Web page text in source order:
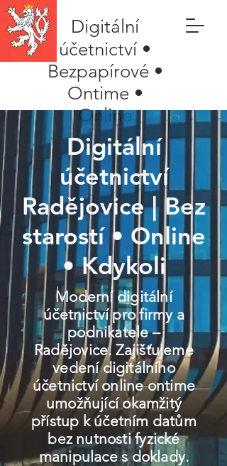
Digitální
účetnictví •
Bezpapírové •
Ontime •
Online
Digitální
účetnictví
Radějovice | Bez
starostí • Online
• Kdykoli
Moderní digitální
účetnictví pro firmy a
podnikatele –
Radějovice. Zajišťujeme
vedení digitálního
účetnictví online ontime
umožňující okamžitý
přístup k účetním datům
bez nutnosti fyzické
manipulace s doklady.